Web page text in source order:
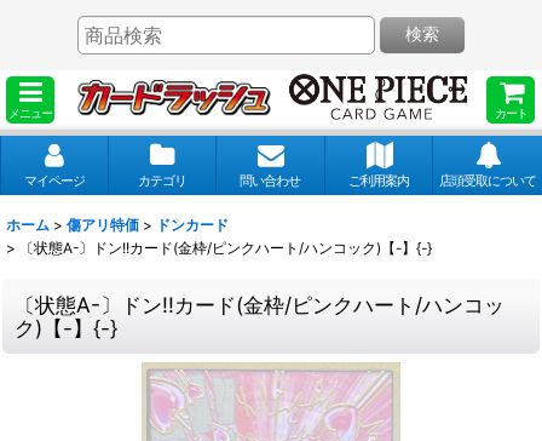
メニュー カート
検索
マイページ カテゴリ 問い合わせ ご利用案内 店頭受取について
ホーム > 傷アリ特価 > ドンカード
>
〔状態A-〕ドン!!カード(金枠/ピンクハート/ハンコック)【-】{-}
〔状態A-〕ドン!!カード(金枠/ピンクハート/ハンコッ
ク)【-】{-}